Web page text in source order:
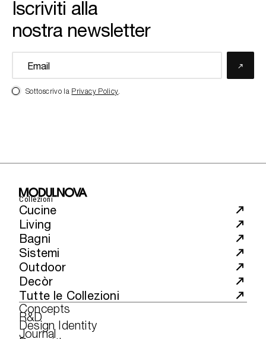
Iscriviti alla
nostra newsletter
Sottoscrivo la Privacy Policy.
Collezioni
Cucine
Living
Bagni
Sistemi
Outdoor
Decòr
Tutte le Collezioni
Concepts
R&D
Design Identity
Journal